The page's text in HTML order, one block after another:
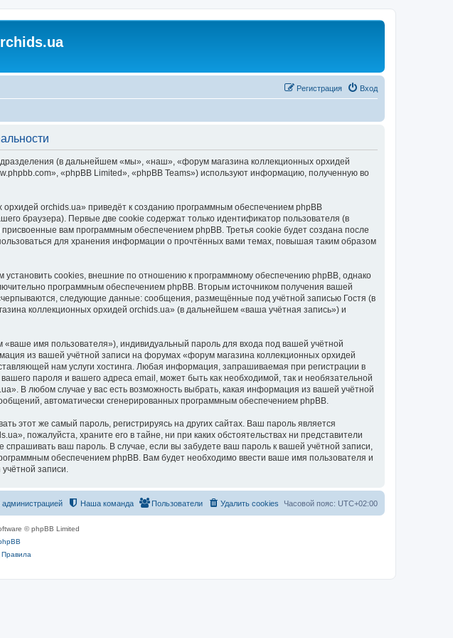
Вход
Регистрация
(в дальнейшем «мы», «наш», «форум магазина коллекционных орхидей
«phpBB Limited», «phpBB Teams») используют информацию, полученную во
orchids.ua» приведёт к созданию программным обеспечением phpBB
браузера). Первые две cookie содержат только идентификатор пользователя (в
вам программным обеспечением phpBB. Третья cookie будет создана после
для хранения информации о прочтённых вами темах, повышая таким образом
cookies, внешние по отношению к программному обеспечению phpBB, однако
программным обеспечением phpBB. Вторым источником получения вашей
следующие данные: сообщения, размещённые под учётной записью Гостя (в
коллекционных орхидей orchids.ua» (в дальнейшем «ваша учётная запись») и
имя пользователя»), индивидуальный пароль для входа под вашей учётной
из вашей учётной записи на форумах «форум магазина коллекционных орхидей
нам услуги хостинга. Любая информация, запрашиваемая при регистрации в
пароля и вашего адреса email, может быть как необходимой, так и необязательной
В любом случае у вас есть возможность выбрать, какая информация из вашей учётной
автоматически сгенерированных программным обеспечением phpBB.
этот же самый пароль, регистрируясь на других сайтах. Ваш пароль является
пожалуйста, храните его в тайне, ни при каких обстоятельствах ни представители
ваш пароль. В случае, если вы забудете ваш пароль к вашей учётной записи,
обеспечением phpBB. Вам будет необходимо ввести ваше имя пользователя и
записи.
Часовой пояс: UTC+02:00
Удалить cookies
Пользователи
Наша команда
администрацией
© phpBB Limited
Правила